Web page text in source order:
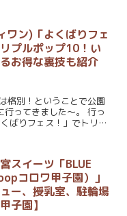
ワン)「よくばりフェ
プルポップ10！い
お得な裏技も紹介
てきました～。 行っ
スイーツ「BLUE
コロワ甲子園）」
ー、授乳室、駐輪場
子園】